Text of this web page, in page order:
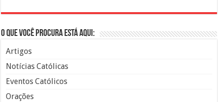
O que você procura está aqui:
Artigos
Notícias Católicas
Eventos Católicos
Orações